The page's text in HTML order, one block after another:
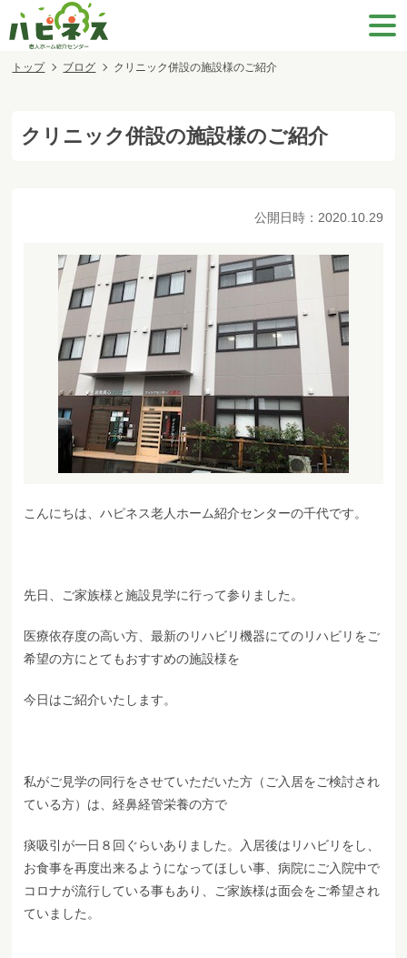
トップ ブログ クリニック併設の施設様のご紹介
クリニック併設の施設様のご紹介
公開日時： 2020.10.29
こんにちは、ハピネス老人ホーム紹介センターの千代です。
先日、ご家族様と施設見学に行って参りました。
医療依存度の高い方、最新のリハビリ機器にてのリハビリをご
希望の方にとてもおすすめの施設様を
今日はご紹介いたします。
私がご見学の同行をさせていただいた方（ご入居をご検討され
ている方）は、経鼻経管栄養の方で
痰吸引が一日８回ぐらいありました。入居後はリハビリをし、
お食事を再度出来るようになってほしい事、病院にご入院中で
コロナが流行している事もあり、ご家族様は面会をご希望され
ていました。